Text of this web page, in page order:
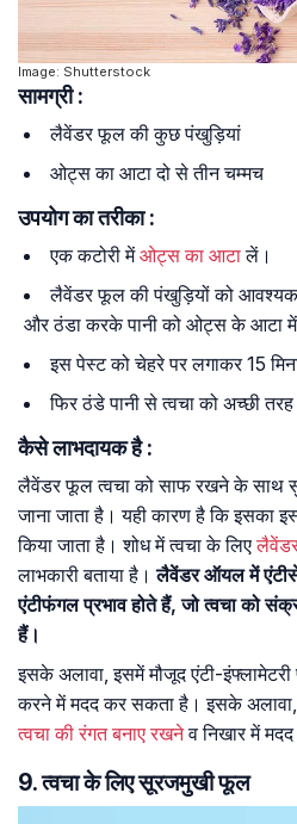
Image: Shutterstock
सामग्री :
लैवेंडर फूल की कुछ पंखुड़ियां
ओट्स का आटा दो से तीन चम्मच
उपयोग का तरीका :
एक कटोरी मेंओट्स का आटालें।
लैवेंडर फूल की पंखुड़ियों को
और ठंडा करके पानी को ओट्स के आटा में
इस पेस्ट को चेहरे पर लगाकर 15
फिर ठंडे पानी से त्वचा को अच्छी
कैसे लाभदायक है :
लैवेंडर फूल त्वचा को साफ रखने के साथ
जाना जाता है। यही कारण है कि इसका
किया जाता है। शोध में त्वचा के लिए
लाभकारी बताया है।लैवेंडर ऑयल में
एंटीफंगल प्रभाव होते हैं, जो त्वचा को
हैं।
इसके अलावा, इसमें मौजूद एंटी-
करने में मदद कर सकता है। इसके
त्वचा की रंगत बनाए रखनेव निखार में
9. त्वचा के लिए सूरजमुखी फूल